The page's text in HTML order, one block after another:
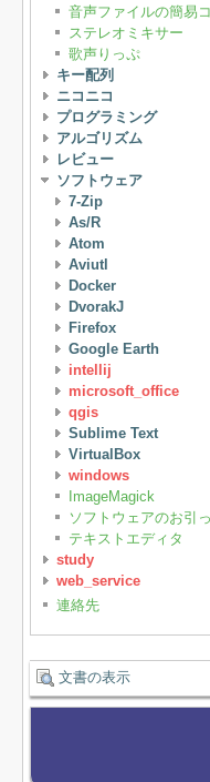
音声ファイルの簡易
ステレオミキサー
歌声りっぷ
キー配列
ニコニコ
プログラミング
アルゴリズム
レビュー
ソフトウェア
7-Zip
As/R
Atom
Aviutl
Docker
DvorakJ
Firefox
Google Earth
intellij
microsoft_office
qgis
Sublime Text
VirtualBox
windows
ImageMagick
ソフトウェアのお引
テキストエディタ
study
web_service
連絡先
文書の表示